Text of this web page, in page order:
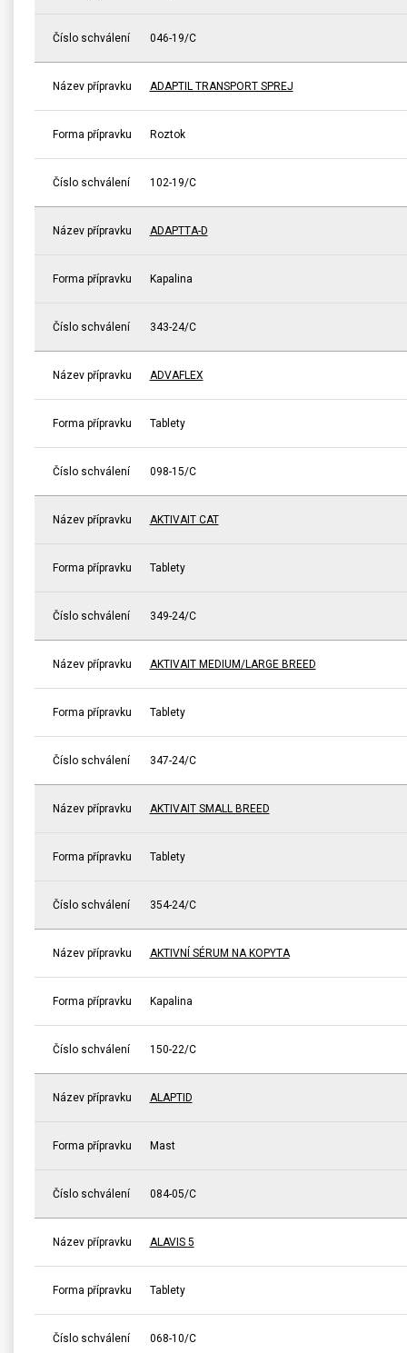
Číslo schválení 046-19/C
Název přípravku ADAPTIL TRANSPORT SPREJ
Forma přípravku Roztok
Číslo schválení 102-19/C
Název přípravku ADAPTTA-D
Forma přípravku Kapalina
Číslo schválení 343-24/C
Název přípravku ADVAFLEX
Forma přípravku Tablety
Číslo schválení 098-15/C
Název přípravku AKTIVAIT CAT
Forma přípravku Tablety
Číslo schválení 349-24/C
Název přípravku AKTIVAIT MEDIUM/LARGE BREED
Forma přípravku Tablety
Číslo schválení 347-24/C
Název přípravku AKTIVAIT SMALL BREED
Forma přípravku Tablety
Číslo schválení 354-24/C
Název přípravku AKTIVNÍ SÉRUM NA KOPYTA
Forma přípravku Kapalina
Číslo schválení 150-22/C
Název přípravku ALAPTID
Forma přípravku Mast
Číslo schválení 084-05/C
Název přípravku ALAVIS 5
Forma přípravku Tablety
Číslo schválení 068-10/C